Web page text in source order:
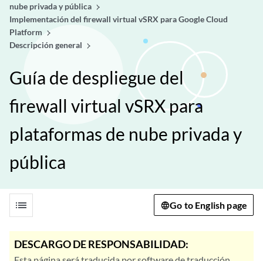
nube privada y pública
Implementación del firewall virtual vSRX para Google Cloud
Platform
Descripción general
Guía de despliegue del
firewall virtual vSRX para
plataformas de nube privada y
pública
list Go to English page
DESCARGO DE RESPONSABILIDAD: